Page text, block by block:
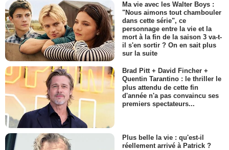
Ma vie avec les Walter Boys :
"Nous aimons tout chambouler
dans cette série", ce
personnage entre la vie et la
mort à la fin de la saison 3 va-t-
il s'en sortir ? On en sait plus
sur la suite
Brad Pitt + David Fincher +
Quentin Tarantino : le thriller le
plus attendu de cette fin
d'année n'a pas convaincu ses
premiers spectateurs...
Plus belle la vie : qu'est-il
réellement arrivé à Patrick ?